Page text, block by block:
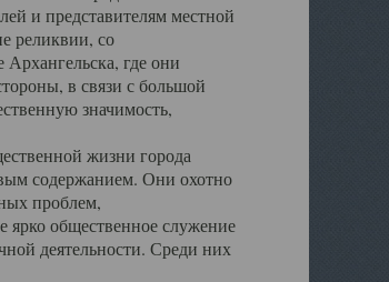
и представителям местной
реликвии, со
где они
в связи с большой
значимость,
жизни города
содержанием. Они охотно
проблем,
ярко общественное служение
деятельности. Среди них